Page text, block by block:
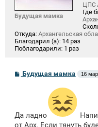
Будущая мамка
ЦПС
Где
Откуда: Архангельская
Благодарил (а): 14 раз
Поблагодарили: 1 раз
С
о
н
и
Будущая мамка 16
Да ладно
от Арх. Если тянуть